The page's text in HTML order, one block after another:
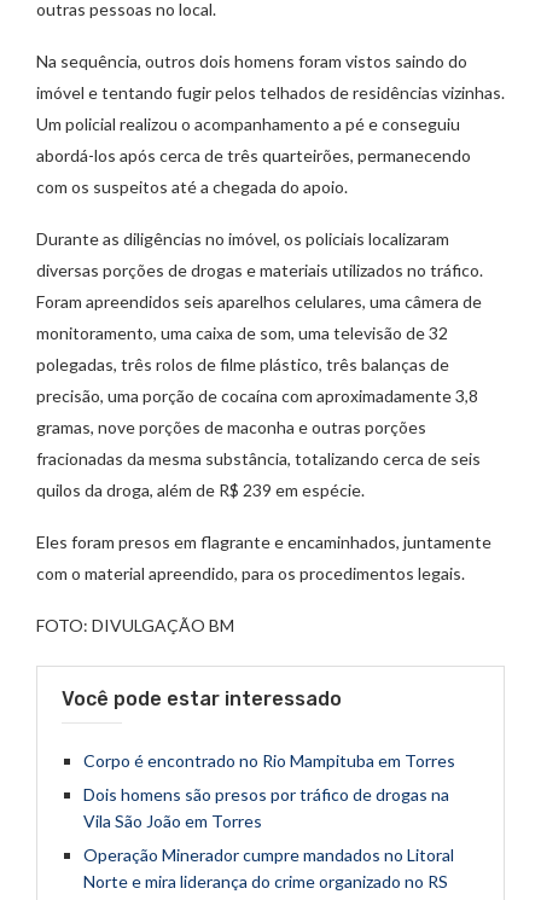
outras pessoas no local.
Na sequência, outros dois homens foram vistos saindo do
imóvel e tentando fugir pelos telhados de residências vizinhas.
Um policial realizou o acompanhamento a pé e conseguiu
abordá-los após cerca de três quarteirões, permanecendo
com os suspeitos até a chegada do apoio.
Durante as diligências no imóvel, os policiais localizaram
diversas porções de drogas e materiais utilizados no tráfico.
Foram apreendidos seis aparelhos celulares, uma câmera de
monitoramento, uma caixa de som, uma televisão de 32
polegadas, três rolos de filme plástico, três balanças de
precisão, uma porção de cocaína com aproximadamente 3,8
gramas, nove porções de maconha e outras porções
fracionadas da mesma substância, totalizando cerca de seis
quilos da droga, além de R$ 239 em espécie.
Eles foram presos em flagrante e encaminhados, juntamente
com o material apreendido, para os procedimentos legais.
FOTO: DIVULGAÇÃO BM
Você pode estar interessado
Corpo é encontrado no Rio Mampituba em Torres
Dois homens são presos por tráfico de drogas na
Vila São João em Torres
Operação Minerador cumpre mandados no Litoral
Norte e mira liderança do crime organizado no RS